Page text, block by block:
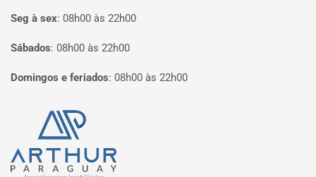
Seg à sex: 08h00 às 22h00
Sábados: 08h00 às 22h00
Domingos e feriados: 08h00 às 22h00
Página inicial